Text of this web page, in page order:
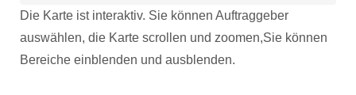
Die Karte ist interaktiv. Sie können Auftraggeber
auswählen, die Karte scrollen und zoomen,Sie können
Bereiche einblenden und ausblenden.